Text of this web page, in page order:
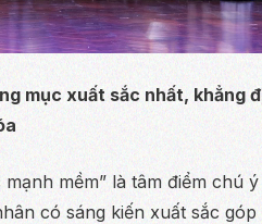
mục xuất sắc nhất, khẳng
mềm” là tâm điểm chú
có sáng kiến xuất sắc